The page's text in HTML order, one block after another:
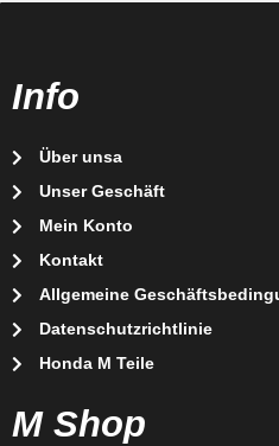
Info
Über unsa
Unser Geschäft
Mein Konto
Kontakt
Allgemeine
Datenschutzrichtlinie
Honda M Teile
M Shop